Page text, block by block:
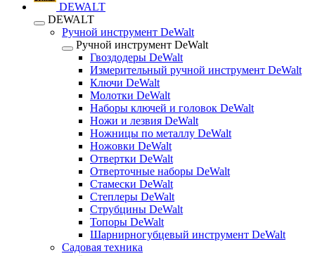
DEWALT
DEWALT
Ручной инструмент DeWalt
Ручной инструмент DeWalt
Гвоздодеры DeWalt
Измерительный ручной инструмент DeWalt
Ключи DeWalt
Молотки DeWalt
Наборы ключей и головок DeWalt
Ножи и лезвия DeWalt
Ножницы по металлу DeWalt
Ножовки DeWalt
Отвертки DeWalt
Отверточные наборы DeWalt
Стамески DeWalt
Степлеры DeWalt
Струбцины DeWalt
Топоры DeWalt
Шарнирногубцевый инструмент DeWalt
Садовая техника